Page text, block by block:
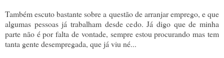
Também escuto bastante sobre a questão de arranjar emprego, e que
algumas pessoas já trabalham desde cedo. Já digo que de minha
parte não é por falta de vontade, sempre estou procurando mas tem
tanta gente desempregada, que já viu né...